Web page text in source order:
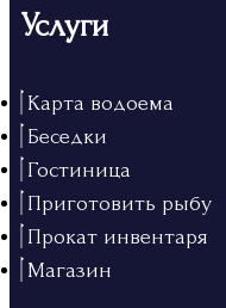
Услуги
Карта водоема
Беседки
Гостиница
Приготовить рыбу
Прокат инвентаря
Магазин